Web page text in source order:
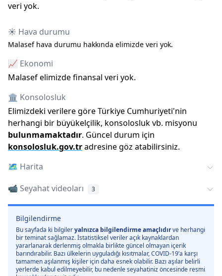
veri yok.
☀️ Hava durumu
Malasef hava durumu hakkında elimizde veri yok.
📈 Ekonomi
Malasef elimizde finansal veri yok.
🏛️ Konsolosluk
Elimizdeki verilere göre Türkiye Cumhuriyeti'nin
herhangi bir büyükelçilik, konsolosluk vb. misyonu
bulunmamaktadır. Güncel durum için
konsolosluk.gov.tradresine göz atabilirsiniz.
🗺️ Harita
📹 Seyahat videoları
3
Bilgilendirme
Bu sayfada ki bilgileryalnızca bilgilendirme amaçlıdırve herhangi
bir teminat sağlamaz. İstatistiksel veriler açık kaynaklardan
yararlanarak derlenmiş olmakla birlikte güncel olmayan içerik
barındırabilir. Bazı ülkelerin uyguladığı kısıtmalar, COVID-19’a karşı
tamamen aşılanmış kişiler için daha esnek olabilir. Bazı aşılar belirli
yerlerde kabul edilmeyebilir, bu nedenle seyahatiniz öncesinde resmi